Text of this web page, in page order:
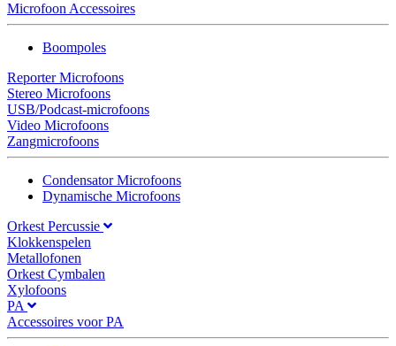
Microfoon Accessoires
Boompoles
Reporter Microfoons
Stereo Microfoons
USB/Podcast-microfoons
Video Microfoons
Zangmicrofoons
Condensator Microfoons
Dynamische Microfoons
Orkest Percussie
Klokkenspelen
Metallofonen
Orkest Cymbalen
Xylofoons
PA
Accessoires voor PA